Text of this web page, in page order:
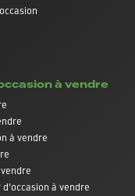
à vendre
à vendre
à vendre